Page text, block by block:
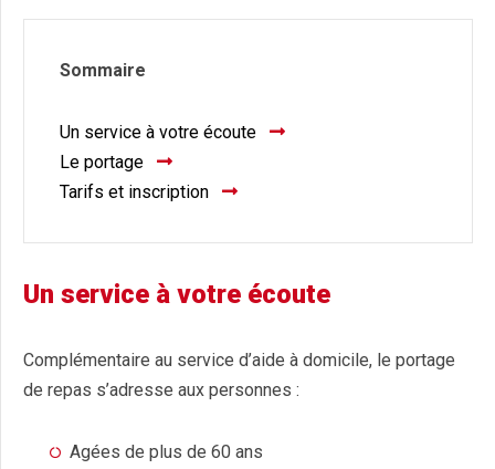
Sommaire
Un service à votre écoute
Le portage
Tarifs et inscription
Un service à votre écoute
Complémentaire au service d’aide à domicile, le portage
de repas s’adresse aux personnes :
Agées de plus de 60 ans